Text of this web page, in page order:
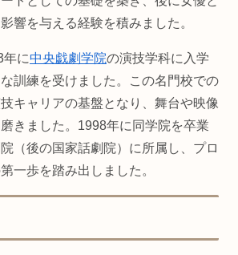
響を与える経験を積みました。
年に中央戯劇学院の演技学科に入学
訓練を受けました。この名門校での
キャリアの基盤となり、舞台や映像
きました。1998年に同学院を卒業
（後の国家話劇院）に所属し、プロ
一歩を踏み出しました。